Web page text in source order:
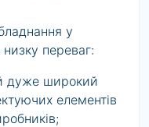
у
переваг:
дуже широкий
елементів